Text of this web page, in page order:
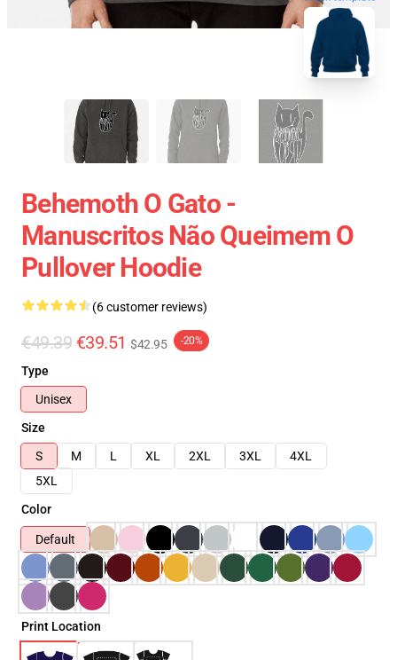
Behemoth O Gato -
Manuscritos Não Queimem O
Pullover Hoodie
(6 customer reviews)
€49.39 €39.51 $42.95 -20%
Type
Unisex
Size
S
M L XL 2XL 3XL
4XL
5XL
Color
Default
Print Location